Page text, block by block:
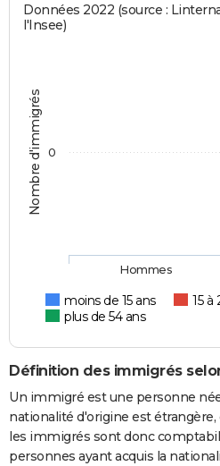
Nombre d'immigrés
Données 2022 (source :
l'Insee)
moins de 15 ans 15 à
plus de 54 ans
Hommes
0
Définition des immigrés
Un immigré est une personne
nationalité d'origine est
les immigrés sont donc
personnes ayant acquis la